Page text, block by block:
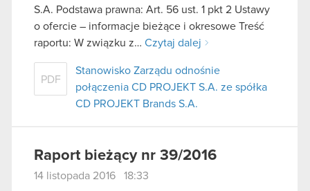
S.A. Podstawa prawna: Art. 56 ust. 1 pkt 2 Ustawy
o ofercie – informacje bieżące i okresowe Treść
raportu: W związku z… Czytaj dalej
PDF
Stanowisko Zarządu odnośnie
połączenia CD PROJEKT S.A. ze spółka
CD PROJEKT Brands S.A.
Raport bieżący nr 39/2016
14 listopada 2016 18:33